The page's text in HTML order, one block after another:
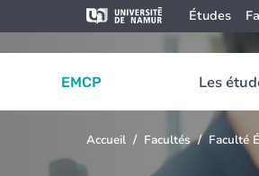
Aller au contenu principal Études
EMCP Les
au
contenu
You
are
Accueil Facultés Faculté